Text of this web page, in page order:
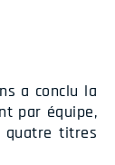
a conclu la
par équipe,
quatre titres